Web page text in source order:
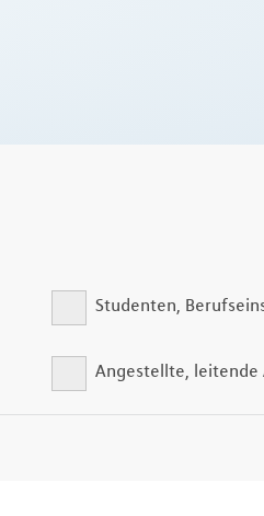
Studenten,
Angestellte, leitende